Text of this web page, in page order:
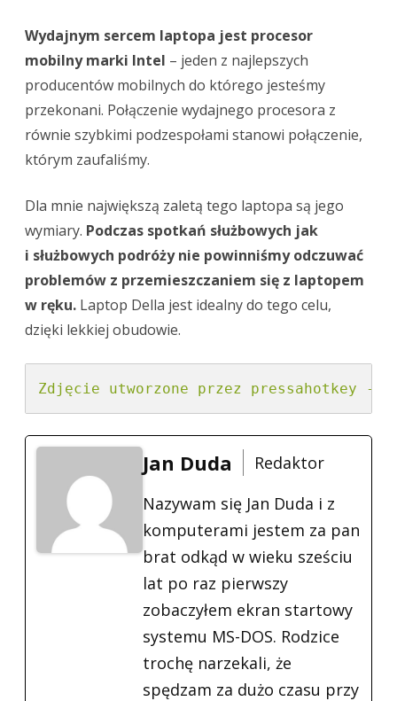
Wydajnym sercem laptopa jest procesor
mobilny marki Intel – jeden z najlepszych
producentów mobilnych do którego jesteśmy
przekonani. Połączenie wydajnego procesora z
równie szybkimi podzespołami stanowi połączenie,
którym zaufaliśmy.
Dla mnie największą zaletą tego laptopa są jego
wymiary. Podczas spotkań służbowych jak
i służbowych podróży nie powinniśmy odczuwać
problemów z przemieszczaniem się z laptopem
w ręku. Laptop Della jest idealny do tego celu,
dzięki lekkiej obudowie.
Zdjęcie utworzone przez pressahotkey -
Jan Duda
Redaktor
Nazywam się Jan Duda i z
komputerami jestem za pan
brat odkąd w wieku sześciu
lat po raz pierwszy
zobaczyłem ekran startowy
systemu MS-DOS. Rodzice
trochę narzekali, że
spędzam za dużo czasu przy